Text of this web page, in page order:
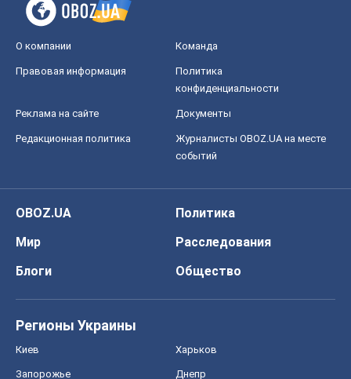
О компании Команда
Правовая информация
Политика
конфиденциальности
Реклама на сайте Документы
Редакционная политика
Журналисты OBOZ.UA на месте
событий
OBOZ.UA
Политика
Мир
Расследования
Блоги
Общество
Регионы Украины
Киев Харьков
Запорожье Днепр